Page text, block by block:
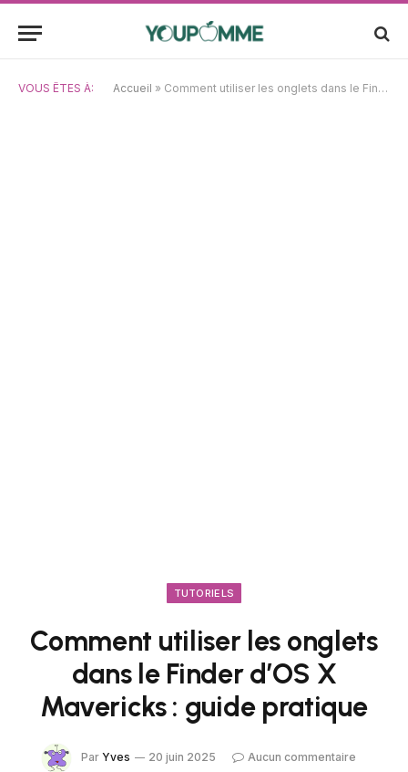
VOUS ÊTES À: Accueil » Comment utiliser les onglets dans le Finder d’OS X Mavericks : guide pratique
TUTORIELS
Comment utiliser les onglets
dans le Finder d’OS X
Mavericks : guide pratique
Par Yves 20 juin 2025
Aucun commentaire